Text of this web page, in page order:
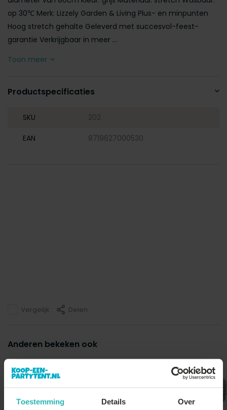
Toestemming Details Over
op 30℃ Merk: Lizzely Garden & Living Plus- en minpunten
Hoog stretch gehalte Geleverd met succesvol-feest-
garantie Verkrijgbaar in meer ...
Toon meer
Productspecificaties
SKU 202
EAN 8719627000530
Vergelijk Delen
Anderen bekeken ook